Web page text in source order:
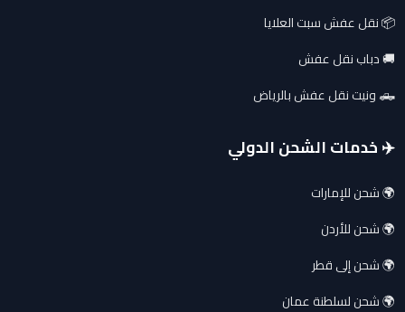
📦 نقل عفش سبت العلايا
🚚 دباب نقل عفش
🛻 ونيت نقل عفش بالرياض
✈️ خدمات الشحن الدولي
🌍 شحن للإمارات
🌍 شحن للأردن
🌍 شحن إلى قطر
🌍 شحن لسلطنة عمان